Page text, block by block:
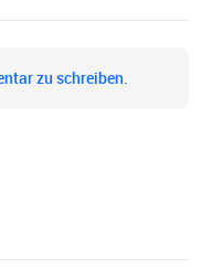
zu schreiben.